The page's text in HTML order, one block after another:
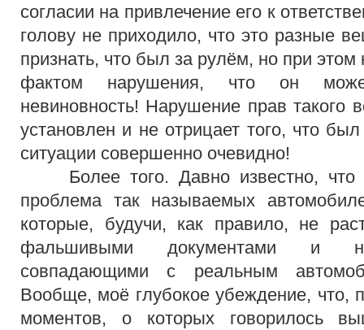
согласии на привлечение его к
голову не приходило, что это разные
признать, что был за рулём, но при этом
фактом нарушения, что он
невиновность! Нарушение прав такого
установлен и не отрицает того, что
ситуации совершенно очевидно!
Более того. Давно известно, что
проблема так называемых
которые, будучи, как правило, не
фальшивыми документами и
совпадающими с реальным
Вообще, моё глубокое убеждение, что,
моментов, о которых говорилось